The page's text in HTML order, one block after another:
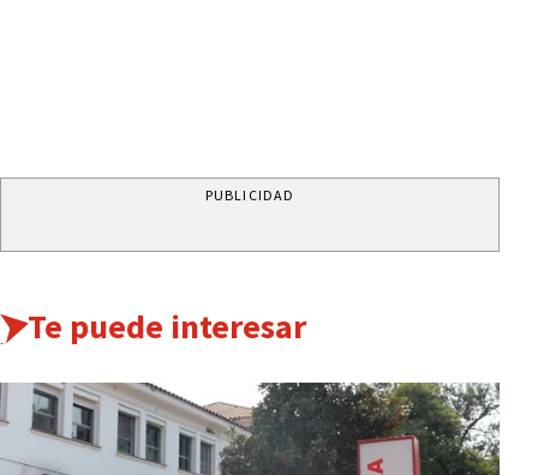
PUBLICIDAD
Te puede interesar